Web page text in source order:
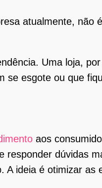
atualmente, não
Uma loja,
se esgote ou que
aos
responder dúvidas
A ideia é otimizar as